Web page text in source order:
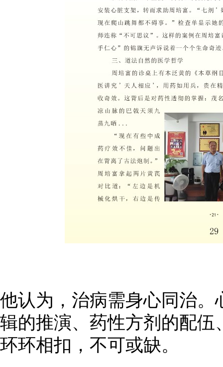
他认为，治病需身心同治
辑的推演、药性方剂的配
环环相扣，不可或缺。